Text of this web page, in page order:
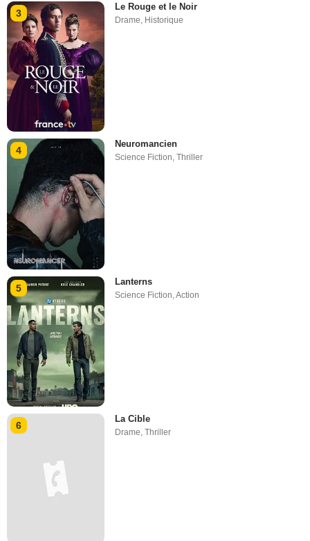
3
Le Rouge et le Noir
Drame, Historique
4
Neuromancien
Science Fiction,Thriller
5
Lanterns
Science Fiction ,Action
6
La Cible
Drame,Thriller